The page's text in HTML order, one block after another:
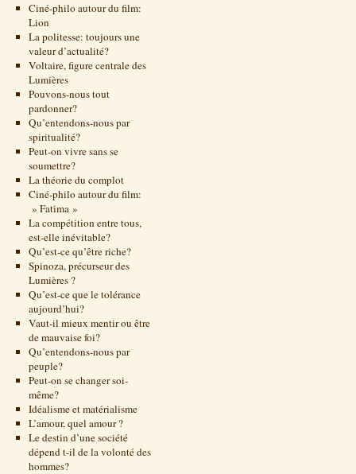
Ciné-philo autour du film:
Lion
La politesse: toujours une
valeur d’actualité?
Voltaire, figure centrale des
Lumières
Pouvons-nous tout
pardonner?
Qu’entendons-nous par
spiritualité?
Peut-on vivre sans se
soumettre?
La théorie du complot
Ciné-philo autour du film:
» Fatima »
La compétition entre tous,
est-elle inévitable?
Qu’est-ce qu’être riche?
Spinoza, précurseur des
Lumières ?
Qu’est-ce que le tolérance
aujourd’hui?
Vaut-il mieux mentir ou être
de mauvaise foi?
Qu’entendons-nous par
peuple?
Peut-on se changer soi-
même?
Idéalisme et matérialisme
L’amour, quel amour ?
Le destin d’une société
dépend t-il de la volonté des
hommes?